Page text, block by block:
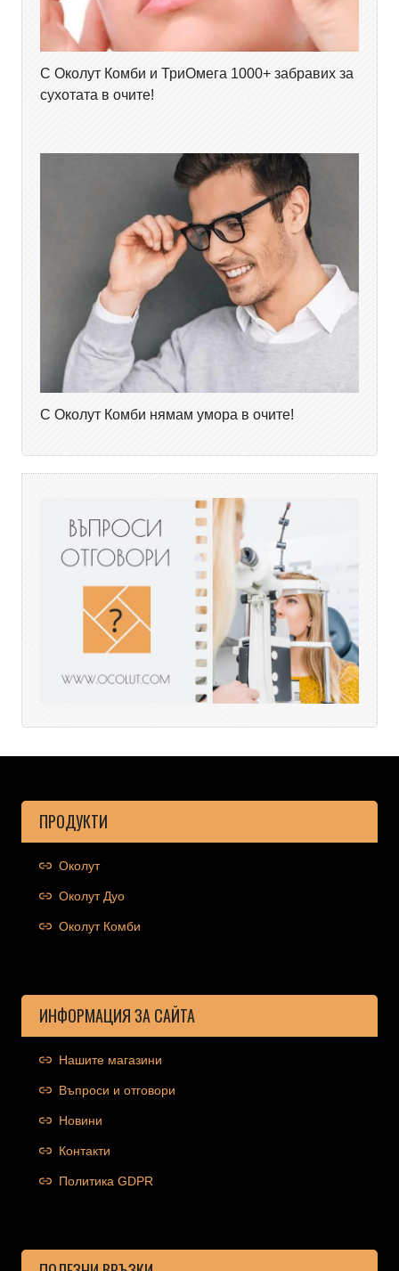
С Околут Комби и ТриОмега 1000+ забравих за
сухотата в очите!
С Околут Комби нямам умора в очите!
ПРОДУКТИ
Околут
Околут Дуо
Околут Комби
ИНФОРМАЦИЯ ЗА САЙТА
Нашите магазини
Въпроси и отговори
Новини
Контакти
Политика GDPR